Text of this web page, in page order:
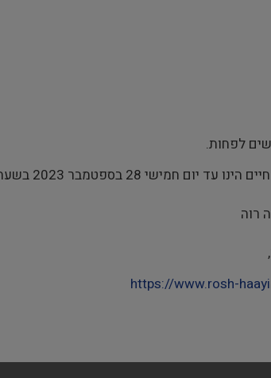
28 בספטמבר 2023 בשעה 12:00.
רוה
https://www.rosh-